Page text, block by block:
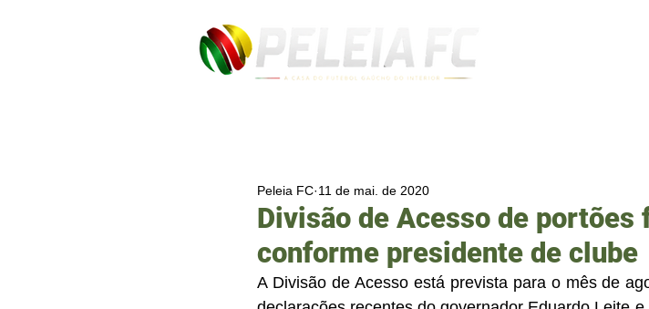
Divisão de Acesso de portões
conforme presidente de clube
Peleia FC 11 de mai. de 2020
A Divisão de Acesso está prevista para o mês de